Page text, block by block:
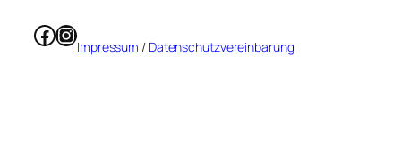
Facebook
Instagram
Impressum / Datenschutzvereinbarung